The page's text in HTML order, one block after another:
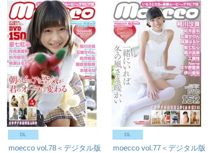
DL
moecco vol.78＜デジタル版
DL
moecco vol.77＜デジタル版